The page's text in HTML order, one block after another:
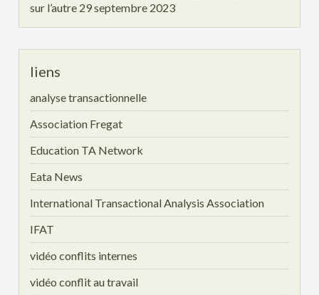
sur l’autre 29 septembre 2023
liens
analyse transactionnelle
Association Fregat
Education TA Network
Eata News
International Transactional Analysis Association
IFAT
vidéo conflits internes
vidéo conflit au travail